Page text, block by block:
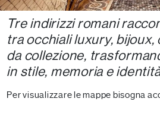
Tre indirizzi romani
tra occhiali luxury, bijoux,
da collezione,
in stile, memoria e
Per visualizzare le mappe bisogna